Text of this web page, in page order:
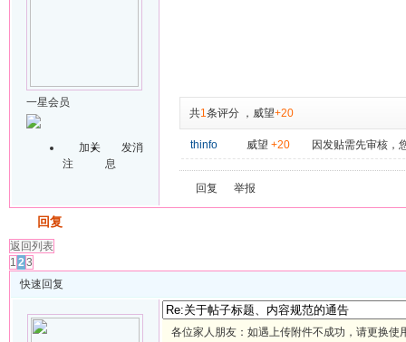
一星会员
加关
注
发消
息
共1条评分 ， 威望+20
thinfo 威望 +20 因发贴需先审核，
回复 举报
回复
返回列表
1 23
快速回复
各位家人朋友：如遇上传附件不成功，请更换使